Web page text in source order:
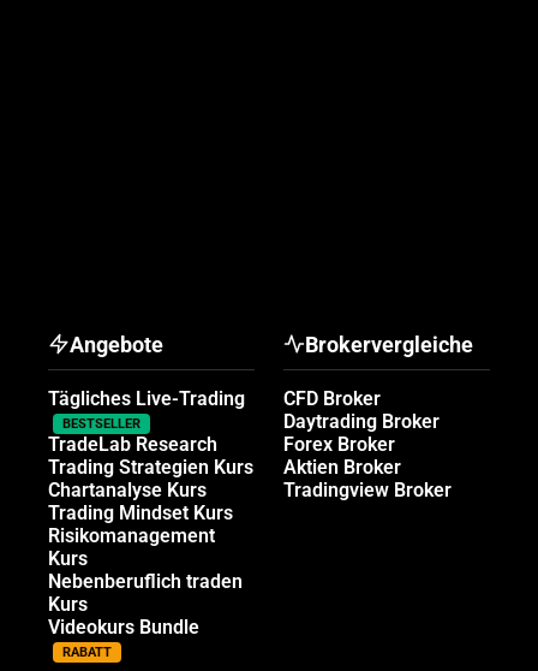
Angebote
Tägliches Live-Trading
BESTSELLER
TradeLab Research
Trading Strategien Kurs
Chartanalyse Kurs
Trading Mindset Kurs
Risikomanagement
Kurs
Nebenberuflich traden
Kurs
Videokurs Bundle
RABATT
Brokervergleiche
CFD Broker
Daytrading Broker
Forex Broker
Aktien Broker
Tradingview Broker